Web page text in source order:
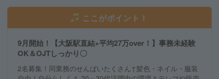
ここがポイント！
9月開始！【大阪駅直結×平均27万over！】事務未経験
OK＆OJTしっかり〇
2名募集！同業務のせんぱいたくさん↑髪色・ネイル・服装